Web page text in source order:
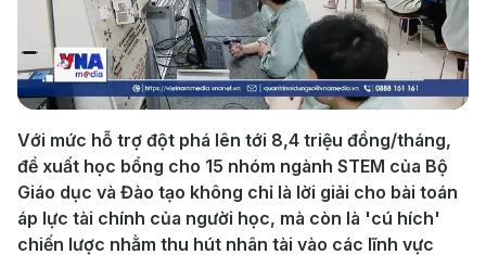
Play
Video
Với mức hỗ trợ đột phá lên tới 8,4 triệu đồng/tháng,
đề xuất học bổng cho 15 nhóm ngành STEM của Bộ
Giáo dục và Đào tạo không chỉ là lời giải cho bài toán
áp lực tài chính của người học, mà còn là 'cú hích'
chiến lược nhằm thu hút nhân tài vào các lĩnh vực